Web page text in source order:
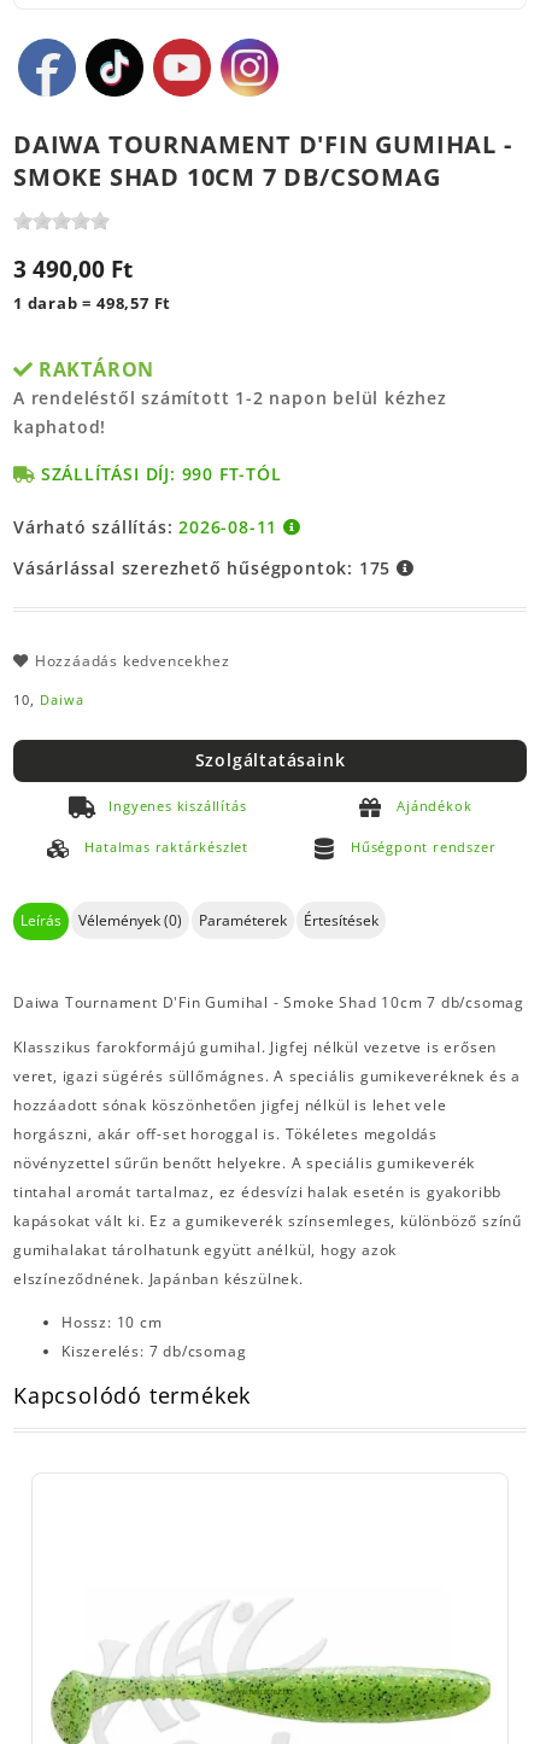
DAIWA TOURNAMENT D'FIN GUMIHAL -
SMOKE SHAD 10CM 7 DB/CSOMAG
3 490,00 Ft
1 darab = 498,57 Ft
RAKTÁRON
A rendeléstől számított 1-2 napon belül kézhez
kaphatod!
SZÁLLÍTÁSI DÍJ: 990 FT-TÓL
Várható szállítás:2026-08-11
Vásárlással szerezhető hűségpontok: 175
Hozzáadás kedvencekhez
10, Daiwa
Szolgáltatásaink
Ingyenes kiszállítás Ajándékok
Hatalmas raktárkészlet Hűségpont rendszer
Leírás Vélemények (0) Paraméterek Értesítések
Daiwa Tournament D'Fin Gumihal - Smoke Shad 10cm 7 db/csomag
Klasszikus farokformájú gumihal. Jigfej nélkül vezetve is erősen
veret, igazi sügérés süllőmágnes. A speciális gumikeveréknek és a
hozzáadott sónak köszönhetően jigfej nélkül is lehet vele
horgászni, akár off-set horoggal is. Tökéletes megoldás
növényzettel sűrűn benőtt helyekre. A speciális gumikeverék
tintahal aromát tartalmaz, ez édesvízi halak esetén is gyakoribb
kapásokat vált ki. Ez a gumikeverék színsemleges, különböző színű
gumihalakat tárolhatunk együtt anélkül, hogy azok
elszíneződnének. Japánban készülnek.
Hossz: 10 cm
Kiszerelés: 7 db/csomag
Kapcsolódó termékek